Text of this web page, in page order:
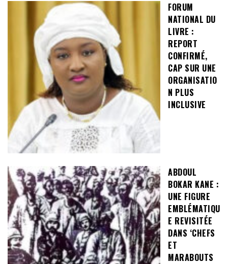
FORUM
NATIONAL DU
LIVRE :
REPORT
CONFIRMÉ,
CAP SUR UNE
ORGANISATIO
N PLUS
INCLUSIVE
ABDOUL
BOKAR KANE :
UNE FIGURE
EMBLÉMATIQU
E REVISITÉE
DANS ‘CHEFS
ET
MARABOUTS